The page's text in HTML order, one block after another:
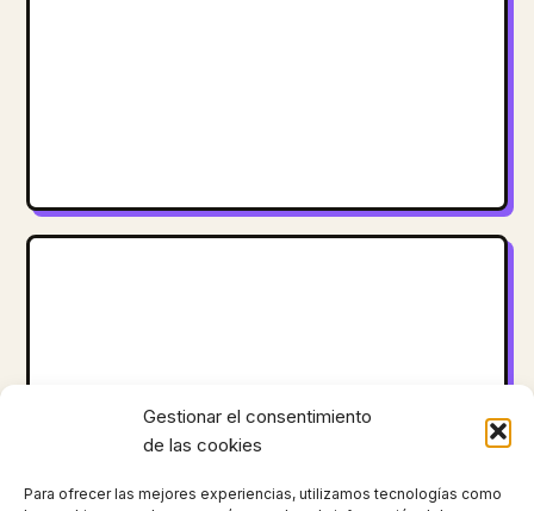
Gestionar el consentimiento
de las cookies
Para ofrecer las mejores experiencias, utilizamos tecnologías como